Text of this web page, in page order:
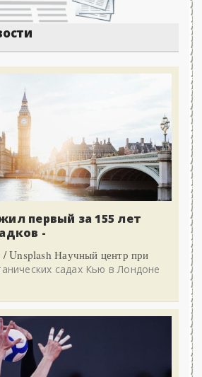
первый за 155 лет
-
Unsplash Научный центр при
садах Кью в Лондоне